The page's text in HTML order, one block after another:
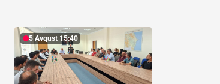
5 Avqust 15:40